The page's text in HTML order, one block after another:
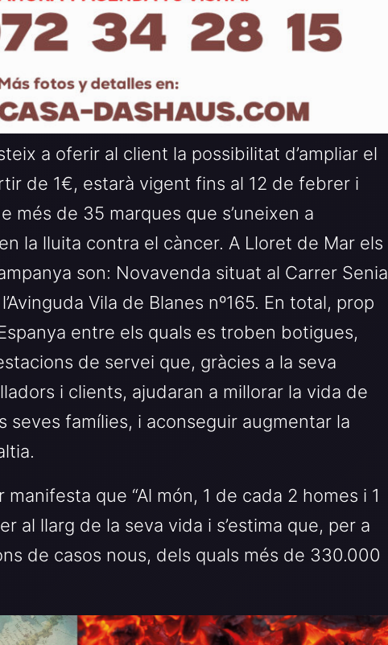
a oferir al client la possibilitat d’ampliar el
de 1€, estarà vigent fins al 12 de febrer i
més de 35 marques que s’uneixen a
la lluita contra el càncer. A Lloret de Mar els
son: Novavenda situat al Carrer Senia
Vila de Blanes nº165. En total, prop
entre els quals es troben botigues,
de servei que, gràcies a la seva
i clients, ajudaran a millorar la vida de
seves famílies, i aconseguir augmentar la
manifesta que “Al món, 1 de cada 2 homes i 1
al llarg de la seva vida i s’estima que, per a
de casos nous, dels quals més de 330.000